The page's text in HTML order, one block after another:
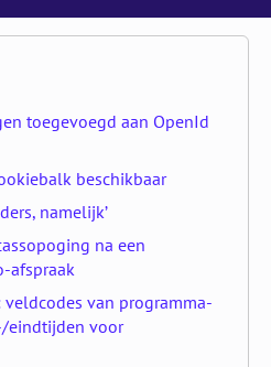
toegevoegd aan OpenId
beschikbaar
namelijk’
na een
afspraak
van programma-
eindtijden voor